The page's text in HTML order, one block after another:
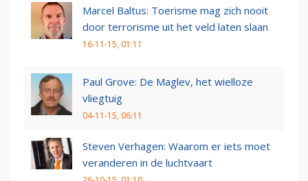
Marcel Baltus: Toerisme mag zich nooit
door terrorisme uit het veld laten slaan
16-11-15, 01:11
Paul Grove: De Maglev, het wielloze
vliegtuig
04-11-15, 06:11
Steven Verhagen: Waarom er iets moet
veranderen in de luchtvaart